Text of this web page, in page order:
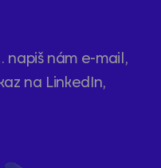
napiš nám e-mail,
na LinkedIn,